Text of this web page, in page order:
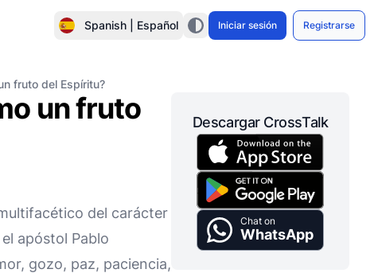
Spanish | Español Iniciar sesión Registrarse
fruto del Espíritu?
un fruto
del carácter
el apóstol Pablo
gozo, paz, paciencia,
Descargar CrossTalk
Chat on
WhatsApp